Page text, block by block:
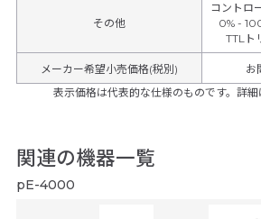
その他
コントロ
0% -
TTLト
メーカー希望小売価格(税別)
お
表示価格は代表的な仕様のものです。詳細
関連の機器一覧
pE-4000